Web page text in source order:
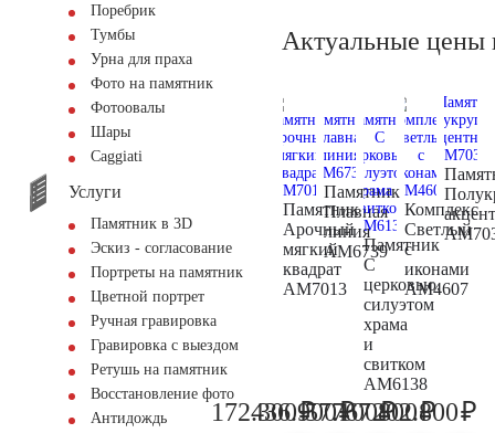
Поребрик
Тумбы
Урна для праха
Фото на памятник
Фотоовалы
Шары
Сaggiati
Услуги
Памятник в 3D
Эскиз - согласование
Портреты на памятник
Цветной портрет
Ручная гравировка
Гравировка с выездом
Ретушь на памятник
Восстановление фото
Антидождь
Актуальные цены
Памятник
Арочный
мягкий
квадрат
AM7013
181.400
172.300₽
Памятник
Плавная
линия
AM6739
459.900
436.900₽
Памятник
С
церковью,
силуэтом
храма
и
свитком
AM6138
60.100
57.100₽
Комплекс
Светлый
с
иконами
AM4607
808.200
767.800₽
202.800₽